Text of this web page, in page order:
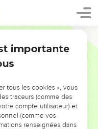
!
VOUS ÉVITER LES
importante
tous les cookies », vous
traceurs (comme des
compte utilisateur) et
(comme vos
renseignées dans